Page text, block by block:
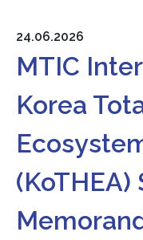
24.06.2026
MTIC
Korea
(KoTHEA)